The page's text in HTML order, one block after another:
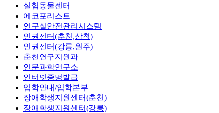
실험동물센터
에코포리스트
연구실안전관리시스템
인권센터(춘천,삼척)
인권센터(강릉,원주)
춘천연구지원과
인문과학연구소
인터넷증명발급
입학안내/입학본부
장애학생지원센터(춘천)
장애학생지원센터(강릉)